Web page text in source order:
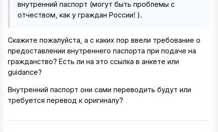
внутренний паспорт (могут быть проблемы с
отчеством, как у граждан России! ).
Скажите пожалуйста, а с каких пор ввели требование о
предоставлении внутреннего паспорта при подаче на
гражданство? Есть ли на это ссылка в анкете или
guidance?
Внутренний паспорт они сами переводить будут или
требуется перевод к оригиналу?